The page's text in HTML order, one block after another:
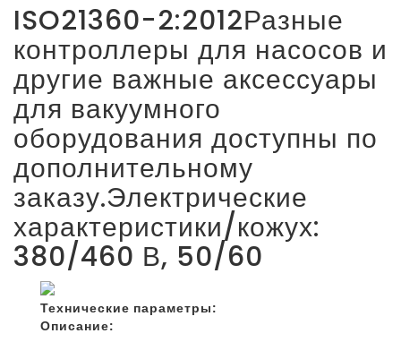
ISO21360-2:2012Разные
контроллеры для насосов и
другие важные аксессуары
для вакуумного
оборудования доступны по
дополнительному
заказу.Электрические
характеристики/кожух:
380/460 В, 50/60
Технические параметры:
Описание: